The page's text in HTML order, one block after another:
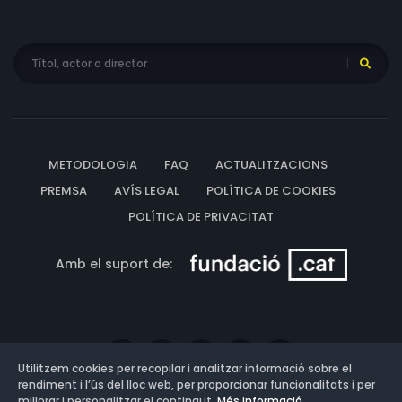
METODOLOGIA FAQ
ACTUALITZACIONS
PREMSA
AVÍS LEGAL
POLÍTICA DE COOKIES
POLÍTICA DE PRIVACITAT
Amb el suport de:
Utilitzem cookies per recopilar i analitzar informació sobre el
rendiment i l’ús del lloc web, per proporcionar funcionalitats i per